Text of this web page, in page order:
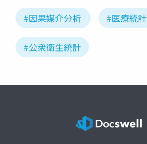
#因果媒介分析 #医療統計
#公衆衛生統計